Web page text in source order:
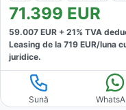
71.399 EUR
59.007 EUR + 21% TVA
Leasing de la 719 EUR/luna
juridice.
Sună